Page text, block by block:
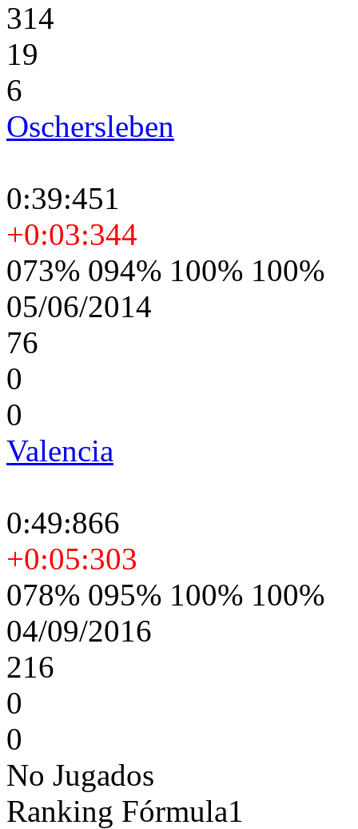
314
19
6
Oschersleben
0:39:451
+0:03:344
073% 094% 100% 100%
05/06/2014
76
0
0
Valencia
0:49:866
+0:05:303
078% 095% 100% 100%
04/09/2016
216
0
0
No Jugados
Ranking Fórmula1